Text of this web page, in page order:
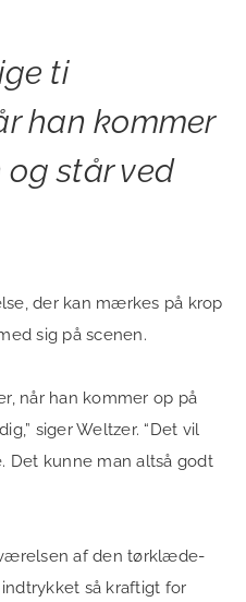
ti
han kommer
står ved
der kan mærkes på krop
sig på scenen.
når han kommer op på
siger Weltzer. “Det vil
Det kunne man altså godt
af den tørklæde-
så kraftigt for